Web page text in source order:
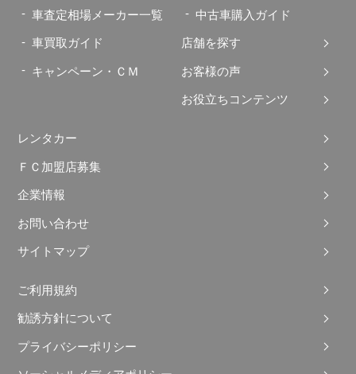
車査定相場メーカー一覧
車買取ガイド
キャンペーン・ＣＭ
中古車購入ガイド
店舗を探す
お客様の声
お役立ちコンテンツ
レンタカー
ＦＣ加盟店募集
企業情報
お問い合わせ
サイトマップ
ご利用規約
勧誘方針について
プライバシーポリシー